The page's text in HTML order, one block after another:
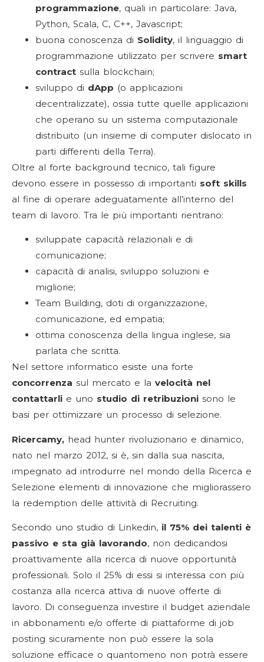
programmazione, quali in particolare: Java,
Python, Scala, C, C++, Javascript;
buona conoscenza di Solidity, il linguaggio di
programmazione utilizzato per scrivere smart
contract sulla blockchain;
sviluppo di dApp (o applicazioni
decentralizzate), ossia tutte quelle applicazioni
che operano su un sistema computazionale
distribuito (un insieme di computer dislocato in
parti differenti della Terra).
Oltre al forte background tecnico, tali figure
devono essere in possesso di importanti soft skills
al fine di operare adeguatamente all’interno del
team di lavoro. Tra le più importanti rientrano:
sviluppate capacità relazionali e di
comunicazione;
capacità di analisi, sviluppo soluzioni e
migliorie;
Team Building, doti di organizzazione,
comunicazione, ed empatia;
ottima conoscenza della lingua inglese, sia
parlata che scritta.
Nel settore informatico esiste una forte
concorrenza sul mercato e la velocità nel
contattarli e uno studio di retribuzioni sono le
basi per ottimizzare un processo di selezione.
Ricercamy, head hunter rivoluzionario e dinamico,
nato nel marzo 2012, si è, sin dalla sua nascita,
impegnato ad introdurre nel mondo della Ricerca e
Selezione elementi di innovazione che migliorassero
la redemption delle attività di Recruiting.
Secondo uno studio di Linkedin, il 75% dei talenti è
passivo e sta già lavorando, non dedicandosi
proattivamente alla ricerca di nuove opportunità
professionali. Solo il 25% di essi si interessa con più
costanza alla ricerca attiva di nuove offerte di
lavoro. Di conseguenza investire il budget aziendale
in abbonamenti e/o offerte di piattaforme di job
posting sicuramente non può essere la sola
soluzione efficace o quantomeno non potrà essere